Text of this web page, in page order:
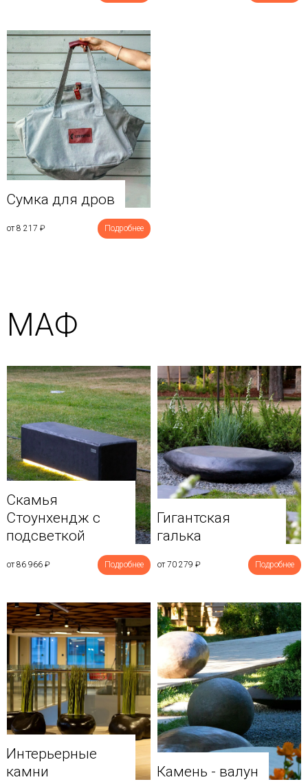
Сумка для дров
от 8 217 ₽ Подробнее
МАФ
Скамья
Стоунхендж с
подсветкой
от 86 966 ₽ Подробнее
Гигантская
галька
от 70 279 ₽ Подробнее
Интерьерные
камни
Камень - валун